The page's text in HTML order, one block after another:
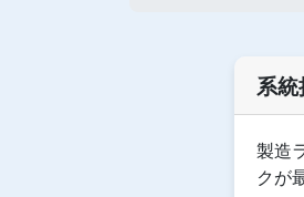
系
製造
クが